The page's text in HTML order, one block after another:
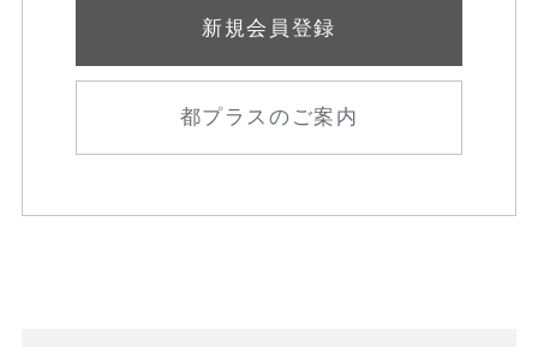
新規会員登録
都プラスのご案内